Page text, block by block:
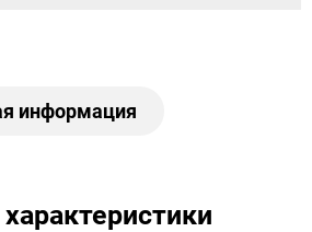
информация